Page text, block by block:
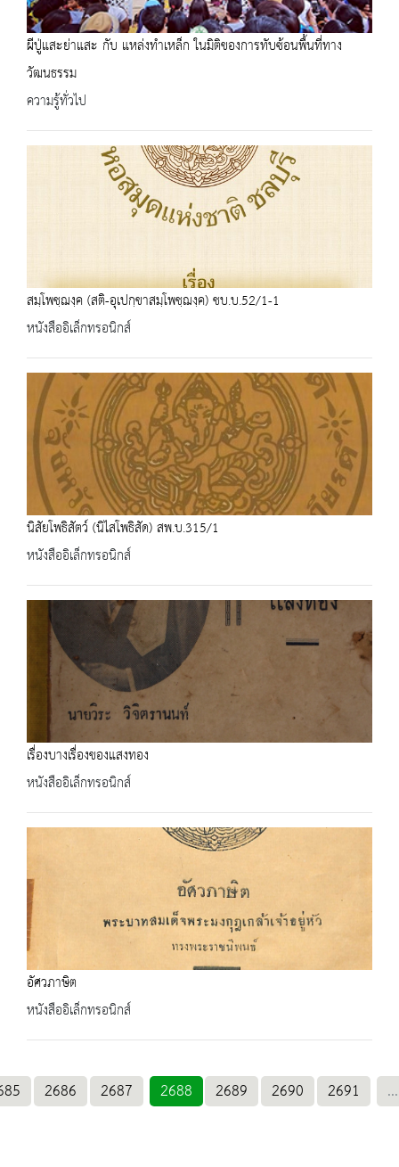
ผีปู่แสะย่าแสะ​ กับ​ แหล่งทำ​เหล็ก​ ในมิติของการทับ​ซ้อน​พื้นที่​ทาง
วัฒนธรรม
ความรู้ทั่วไป
สมฺโพชฺฌงฺค (สติ-อุเปกฺขาสมฺโพชฺฌงฺค) ชบ.บ.52/1-1
หนังสืออิเล็กทรอนิกส์
นิสัยโพธิสัตว์ (นิไสโพธิสัด) สพ.บ.315/1
หนังสืออิเล็กทรอนิกส์
เรื่องบางเรื่องของแสงทอง
หนังสืออิเล็กทรอนิกส์
อัศวภาษิต
หนังสืออิเล็กทรอนิกส์
2686 2687 2688 2689 2690 2691 ...